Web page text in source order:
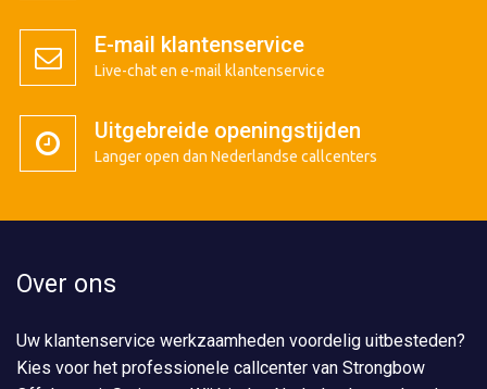
E-mail klantenservice
Live-chat en e-mail klantenservice
Uitgebreide openingstijden
Langer open dan Nederlandse callcenters
Over ons
Uw klantenservice werkzaamheden voordelig uitbesteden?
Kies voor het professionele callcenter van Strongbow